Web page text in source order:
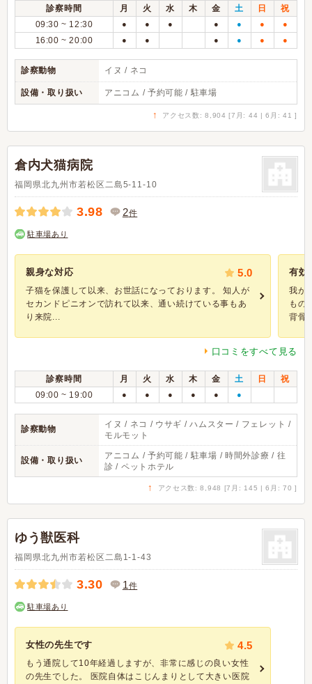
診察時間 月 火 水 木 金 土 日
祝
09:30 ~ 12:30
● ● ● ● ● ● ●
16:00 ~ 20:00 ● ● ● ● ● ●
診察動物 イヌ / ネコ
設備・取り扱い アニコム / 予約可能 / 駐車場
↑ アクセス数: 8,904 [7月: 44 | 6月: 41 ]
倉内犬猫病院
福岡県北九州市若松区二島5-11-10
3.98 2件
駐車場あり
親身な対応 5.0
子猫を保護して以来、お世話になっております。 知人が
セカンドピニオンで訪れて以来、通い続けている事もあ
り来院...
有効
我が
もの
背骨
口コミをすべて見る
診察時間 月 火 水 木 金 土 日
祝
09:00 ~ 19:00
● ● ● ● ● ●
診察動物
イヌ / ネコ / ウサギ / ハムスター / フェレット /
モルモット
設備・取り扱い
アニコム / 予約可能 / 駐車場 / 時間外診療 / 往
診 / ペットホテル
↑ アクセス数: 8,948 [7月: 145 | 6月: 70 ]
ゆう獣医科
福岡県北九州市若松区二島1-1-43
3.30 1件
駐車場あり
女性の先生です 4.5
もう通院して10年経過しますが、非常に感じの良い女性
の先生でした。 医院自体はこじんまりとして大きい医院